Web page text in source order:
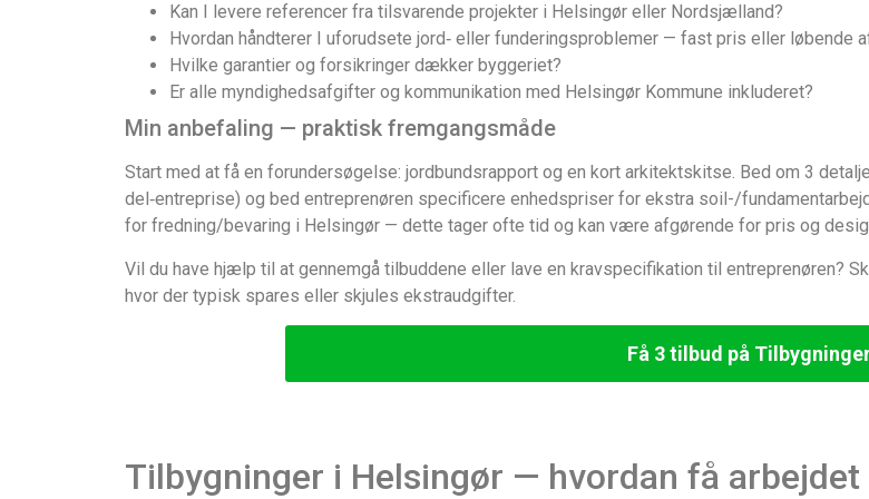
Kan I levere referencer fra tilsvarende projekter i Helsingør eller Nordsjælland?
Hvordan håndterer I uforudsete jord‑ eller funderingsproblemer — fast pris eller løbende
Hvilke garantier og forsikringer dækker byggeriet?
Er alle myndighedsafgifter og kommunikation med Helsingør Kommune inkluderet?
Min anbefaling — praktisk fremgangsmåde
Start med at få en forundersøgelse: jordbundsrapport og en kort arkitektskitse. Bed om 3
del‑entreprise) og bed entreprenøren specificere enhedspriser for ekstra soil-/
for fredning/bevaring i Helsingør — dette tager ofte tid og kan være afgørende for pris og
Vil du have hjælp til at gennemgå tilbuddene eller lave en kravspecifikation til entreprenøren?
hvor der typisk spares eller skjules ekstraudgifter.
Få 3 tilbud på
Tilbygninger i Helsingør — hvordan få